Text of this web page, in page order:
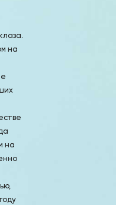
на
на